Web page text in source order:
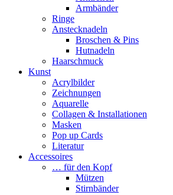
Armbänder
Ringe
Anstecknadeln
Broschen & Pins
Hutnadeln
Haarschmuck
Kunst
Acrylbilder
Zeichnungen
Aquarelle
Collagen & Installationen
Masken
Pop up Cards
Literatur
Accessoires
… für den Kopf
Mützen
Stirnbänder